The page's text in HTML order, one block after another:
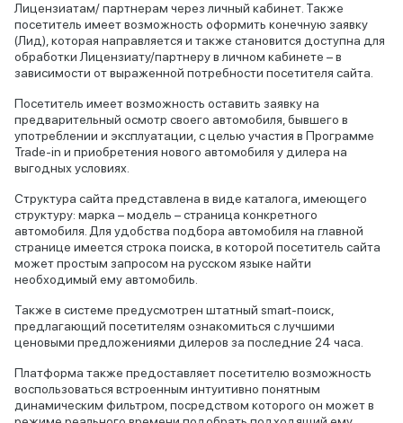
Лицензиатам/ партнерам через личный кабинет. Также
посетитель имеет возможность оформить конечную заявку
(Лид), которая направляется и также становится доступна для
обработки Лицензиату/партнеру в личном кабинете – в
зависимости от выраженной потребности посетителя сайта.
Посетитель имеет возможность оставить заявку на
предварительный осмотр своего автомобиля, бывшего в
употреблении и эксплуатации, с целью участия в Программе
Trade-in и приобретения нового автомобиля у дилера на
выгодных условиях.
Структура сайта представлена в виде каталога, имеющего
структуру: марка – модель – страница конкретного
автомобиля. Для удобства подбора автомобиля на главной
странице имеется строка поиска, в которой посетитель сайта
может простым запросом на русском языке найти
необходимый ему автомобиль.
Также в системе предусмотрен штатный smart-поиск,
предлагающий посетителям ознакомиться с лучшими
ценовыми предложениями дилеров за последние 24 часа.
Платформа также предоставляет посетителю возможность
воспользоваться встроенным интуитивно понятным
динамическим фильтром, посредством которого он может в